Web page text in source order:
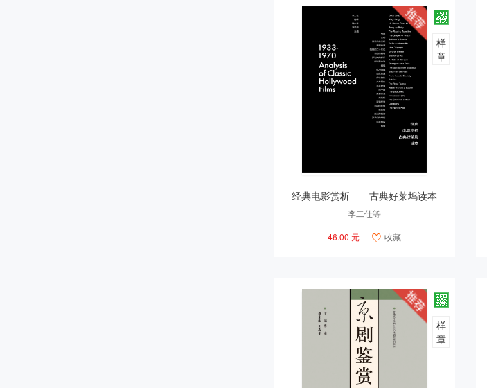
经典电影赏析——古典好莱坞读本
李二仕等
46.00 元
 收藏
样
章
样
章